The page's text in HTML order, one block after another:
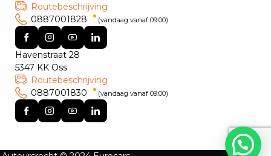
Routebeschrijving
0887001828
(vandaag vanaf 09:00)
Havenstraat 28
5347 KK Oss
Routebeschrijving
0887001830
(vandaag vanaf 09:00)